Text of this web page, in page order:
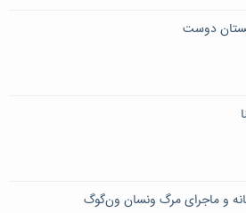
دوست
و ماجرای مرگ ونسان ون‌گوگ